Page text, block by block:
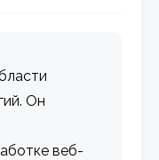
Он
веб-